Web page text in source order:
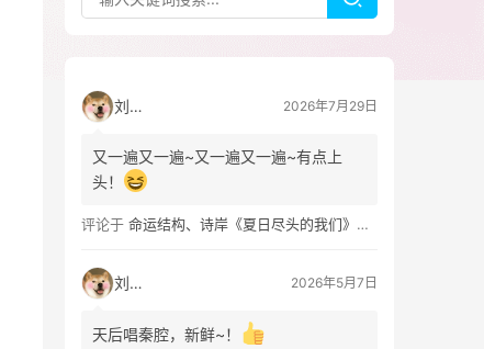
刘看山 2026年7月29日
又一遍又一遍~又一遍又一遍~有点上
头！
评论于 命运结构、诗岸《夏日尽头的我们》歌词及钢琴谱免费获取
刘看山 2026年5月7日
天后唱秦腔，新鲜~！